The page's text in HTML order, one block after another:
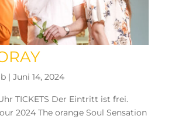
| Juni 14, 2024
TICKETS Der Eintritt ist frei.
2024 The orange Soul Sensation